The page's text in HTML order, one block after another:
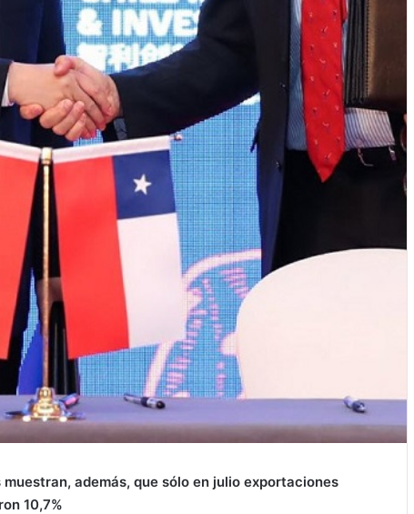
además, que sólo en julio exportaciones
10,7%